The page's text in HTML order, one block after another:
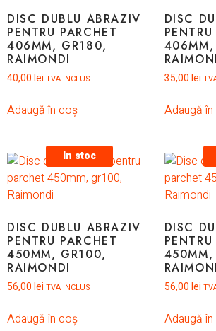
DISC DUBLU ABRAZIV
PENTRU PARCHET
406MM, GR180,
RAIMONDI
40,00 lei TVA INCLUS
Adaugă în coș
DISC
35,00 lei
Adaugă
In stoc
DISC DUBLU ABRAZIV
PENTRU PARCHET
450MM, GR100,
RAIMONDI
56,00 lei TVA INCLUS
Adaugă în coș
DISC
56,00 lei
Adaugă